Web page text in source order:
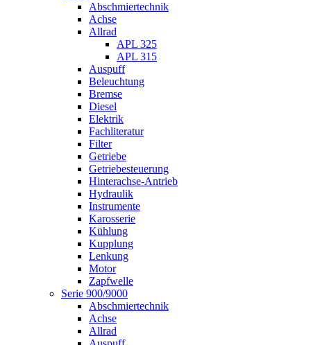
Abschmiertechnik
Achse
Allrad
APL 325
APL 315
Auspuff
Beleuchtung
Bremse
Diesel
Elektrik
Fachliteratur
Filter
Getriebe
Getriebesteuerung
Hinterachse-Antrieb
Hydraulik
Instrumente
Karosserie
Kühlung
Kupplung
Lenkung
Motor
Zapfwelle
Serie 900/9000
Abschmiertechnik
Achse
Allrad